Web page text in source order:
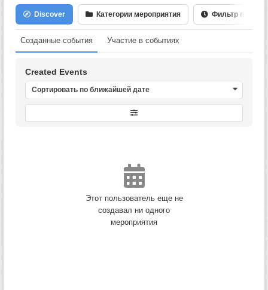
Discover Категории мероприятия Фильтр по Дате
Созданные события Участие в событиях
Created Events
Сортировать по ближайшей дате
Этот пользователь еще не
создавал ни одного
мероприятия